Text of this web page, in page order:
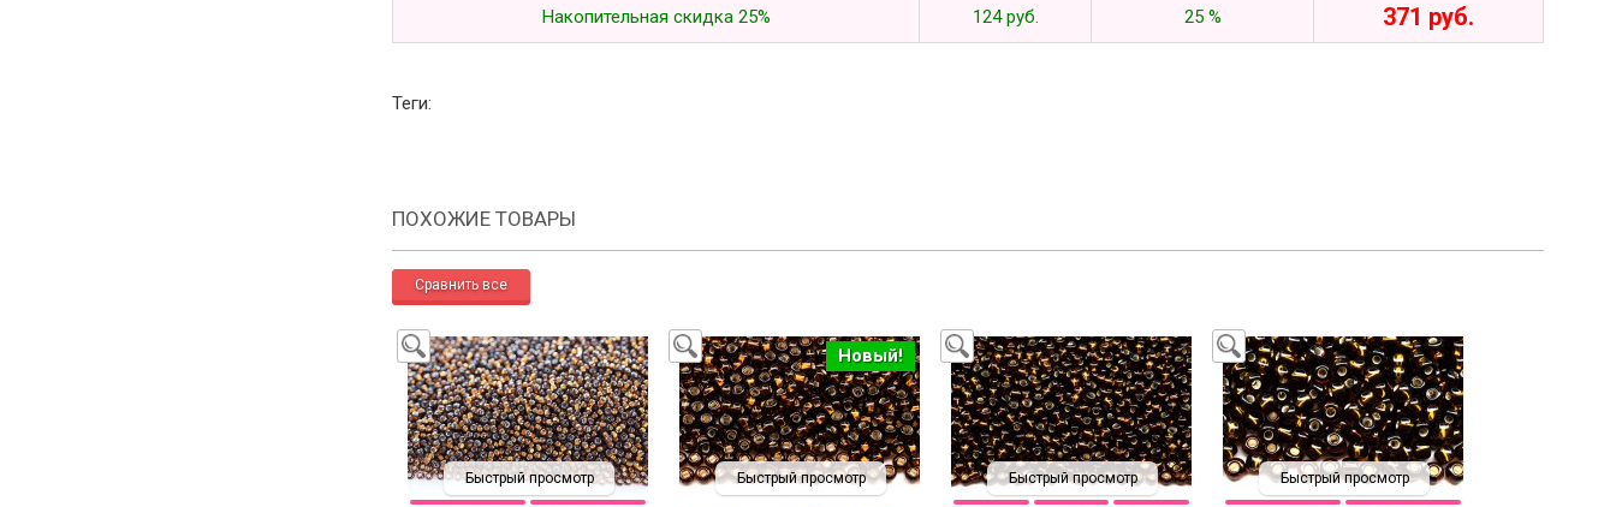
Накопительная скидка 25% 124 руб. 25 % 371 руб.
Теги:
ПОХОЖИЕ ТОВАРЫ
Быстрый просмотр Быстрый просмотр
Новый!
Быстрый просмотр Быстрый просмотр